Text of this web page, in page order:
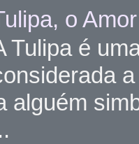
o
Tulipa é
alguém